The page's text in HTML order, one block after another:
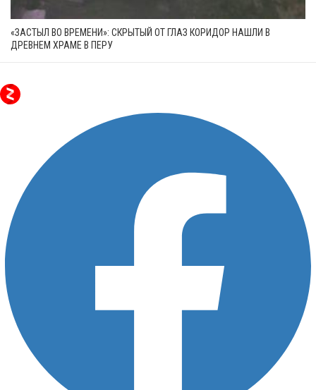
«ЗАСТЫЛ ВО ВРЕМЕНИ»: СКРЫТЫЙ ОТ ГЛАЗ КОРИДОР НАШЛИ В
ДРЕВНЕМ ХРАМЕ В ПЕРУ